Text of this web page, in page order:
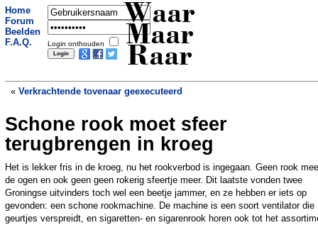
Home
Forum
Beelden
F.A.Q.
Login onthouden
Waar
Maar
Raar
« Verkrachtende tovenaar geexecuteerd
52 schapen doodgereden door trein
Schone rook moet sfeer
terugbrengen in kroeg
Het is lekker fris in de kroeg, nu het rookverbod is ingegaan. Geen rook
de ogen en ook geen geen rokerig sfeertje meer. Dit laatste vonden twee
Groningse uitvinders toch wel een beetje jammer, en ze hebben er iets op
gevonden: een schone rookmachine. De machine is een soort ventilator die
geurtjes verspreidt, en sigaretten- en sigarenrook horen ook tot het